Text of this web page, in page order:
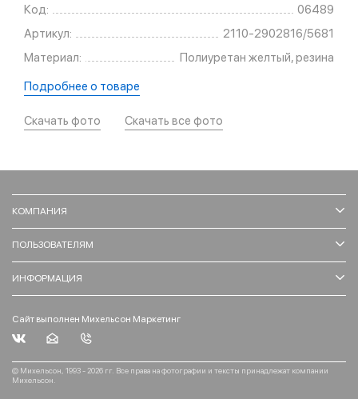
Код:
06489
Артикул:
2110-2902816/5681
Материал:
Полиуретан желтый, резина
Подробнее о товаре
Скачать фото Скачать все фото
КОМПАНИЯ
ПОЛЬЗОВАТЕЛЯМ
ИНФОРМАЦИЯ
Сайт выполнен Михельсон Маркетинг
© Михельсон, 1993 - 2026 гг. Все права на фотографии и тексты принадлежат компании
Михельсон.